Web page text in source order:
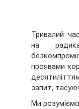
Тривалий
на
проявами
запит,
Ми